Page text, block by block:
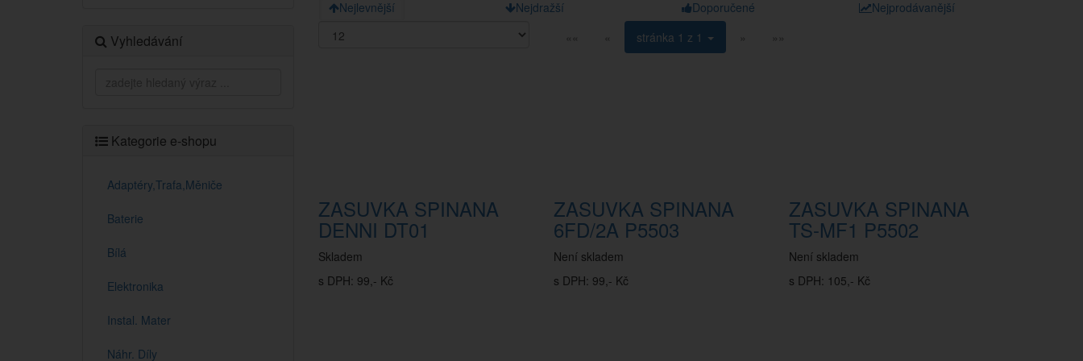
Vyhledávání
Kategorie e-shopu
Adaptéry,Trafa,Měniče
Baterie
Bílá
Elektronika
Instal. Mater
Náhr. Díly
Nejlevnější Nejdražší Doporučené
Nejprodávanější
««
« stránka 1 z 1 » »»
ZASUVKA SPINANA
DENNI DT01
Skladem
s DPH: 99,- Kč
ZASUVKA SPINANA
6FD/2A P5503
Není skladem
s DPH: 99,- Kč
ZASUVKA SPINANA
TS-MF1 P5502
Není skladem
s DPH: 105,- Kč